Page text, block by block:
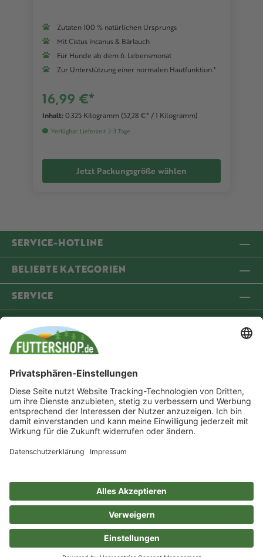
Zutaten 100 % natürlichen Ursprungs
Mit Cistus Incanus & Bärlauch
Für Hunde ab dem 6. Lebensmonat
Zur Unterstützung einer normalen Hautfunktion.*
16,99 €*
Inhalt: 0.325 Kilogramm (52,28 €* / 1 Kilogramm)
Verfügbar, Lieferzeit 2-3 Tage
Jetzt Packungsgröße wählen
SERVICE-HOTLINE
BELIEBTE KATEGORIEN
SERVICE
COMMUNITY
VERSANDPARTNER
ZAHLUNGSMETHODEN
entsprechen der unverbindlichen Preisempfehlung (UVP) des Herstellers.
Dein Online-Werksverkauf für: